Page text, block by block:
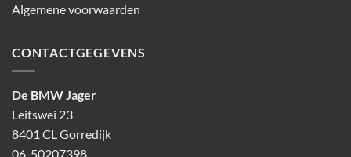
Algemene voorwaarden
CONTACTGEGEVENS
De BMW Jager
Leitswei 23
8401 CL Gorredijk
06-50207398